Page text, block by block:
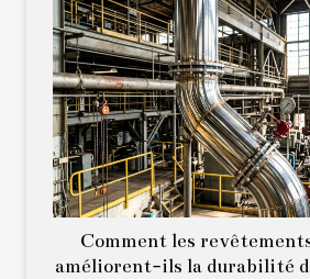
Comment les
améliorent-ils la durabilité